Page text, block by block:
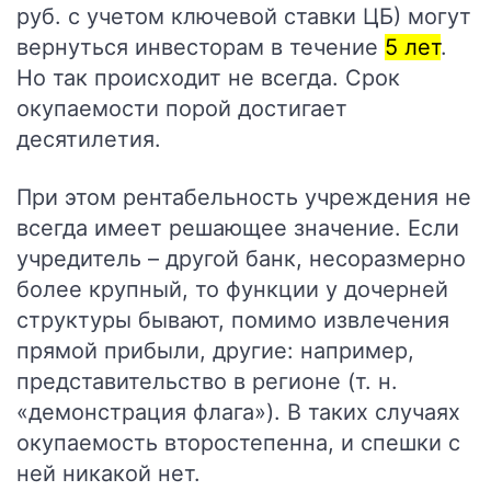
руб. с учетом ключевой ставки ЦБ) могут
вернуться инвесторам в течение 5 лет.
Но так происходит не всегда. Срок
окупаемости порой достигает
десятилетия.
При этом рентабельность учреждения не
всегда имеет решающее значение. Если
учредитель – другой банк, несоразмерно
более крупный, то функции у дочерней
структуры бывают, помимо извлечения
прямой прибыли, другие: например,
представительство в регионе (т. н.
«демонстрация флага»). В таких случаях
окупаемость второстепенна, и спешки с
ней никакой нет.